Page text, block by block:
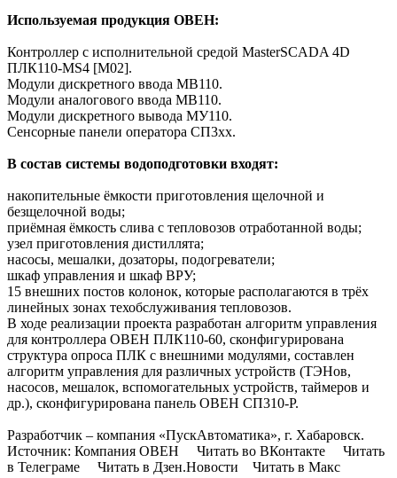
Используемая продукция ОВЕН:
Контроллер c исполнительной средой MasterSCADA 4D
ПЛК110-MS4 [M02].
Модули дискретного ввода МВ110.
Модули аналогового ввода МВ110.
Модули дискретного вывода МУ110.
Сенсорные панели оператора СП3хх.
В состав системы водоподготовки входят:
накопительные ёмкости приготовления щелочной и
безщелочной воды;
приёмная ёмкость слива с тепловозов отработанной воды;
узел приготовления дистиллята;
насосы, мешалки, дозаторы, подогреватели;
шкаф управления и шкаф ВРУ;
15 внешних постов колонок, которые располагаются в трёх
линейных зонах техобслуживания тепловозов.
В ходе реализации проекта разработан алгоритм управления
для контроллера ОВЕН ПЛК110-60, сконфигурирована
структура опроса ПЛК с внешними модулями, составлен
алгоритм управления для различных устройств (ТЭНов,
насосов, мешалок, вспомогательных устройств, таймеров и
др.), сконфигурирована панель ОВЕН СП310-Р.
Разработчик – компания «ПускАвтоматика», г. Хабаровск.
Источник: Компания ОВЕН Читать во ВКонтакте Читать
в Телеграме Читать в Дзен.Новости Читать в Макс